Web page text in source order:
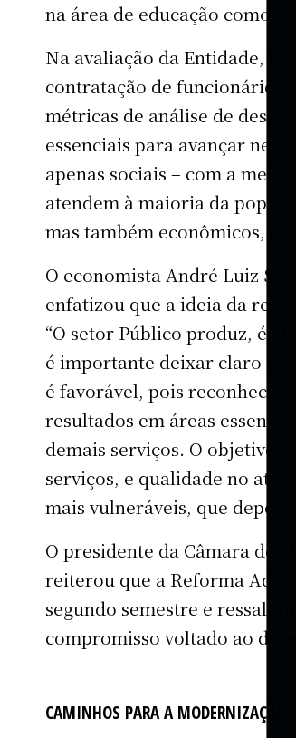
na área de educação como
Na avaliação da Entidade,
contratação de funcionários
métricas de análise de
essenciais para avançar
apenas sociais – com a
atendem à maioria da
mas também econômicos, a
O economista André Luiz
enfatizou que a ideia da
“O setor Público produz, é
é importante deixar claro
é favorável, pois reconhece
resultados em áreas
demais serviços. O objetivo
serviços, e qualidade no
mais vulneráveis, que
O presidente da Câmara dos
reiterou que a Reforma
segundo semestre e
compromisso voltado ao
CAMINHOS PARA A MODERNIZAÇÃO